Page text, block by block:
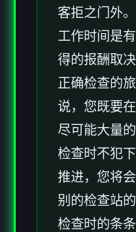
客拒之门外
工作时间是
得的报酬取
正确检查的
说，您既要
尽可能大量
检查时不犯
推进，您将
别的检查站
检查时的条